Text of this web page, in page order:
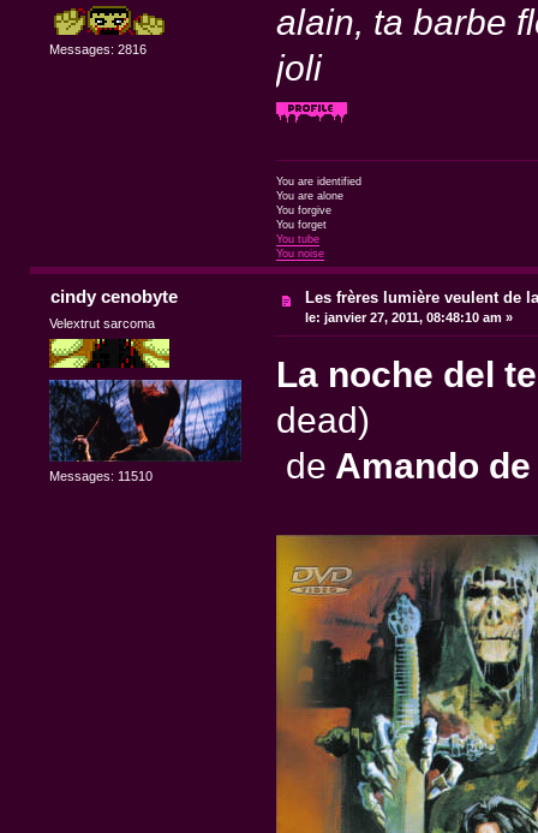
Messages: 2816
alain, ta barbe
joli
You are identified
You are alone
You forgive
You forget
You tube
You noise
cindy cenobyte
Velextrut sarcoma
Messages: 11510
Les frères lumière veulent de
le: janvier 27, 2011, 08:48:10 am »
La noche del
dead)
de Amando